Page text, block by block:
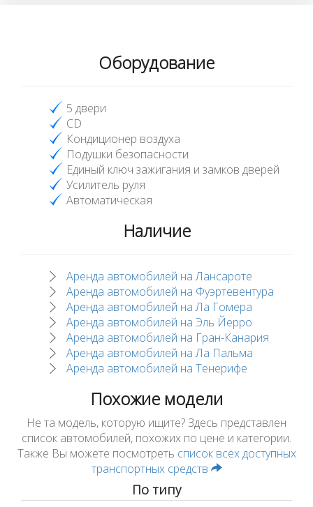
Оборудование
5 двери
CD
Кондиционер воздуха
Подушки безопасности
Единый ключ зажигания и замков дверей
Усилитель руля
Автоматическая
Наличие
Аренда автомобилей на Лансароте
Аренда автомобилей на Фуэртевентура
Аренда автомобилей на Ла Гомера
Аренда автомобилей на Эль Йерро
Аренда автомобилей на Гран-Канария
Аренда автомобилей на Ла Пальма
Аренда автомобилей на Тенерифе
Похожие модели
Не та модель, которую ищите? Здесь представлен
список автомобилей, похожих по цене и категории.
Также Вы можете посмотреть список всех доступных
транспортных средств
По типу